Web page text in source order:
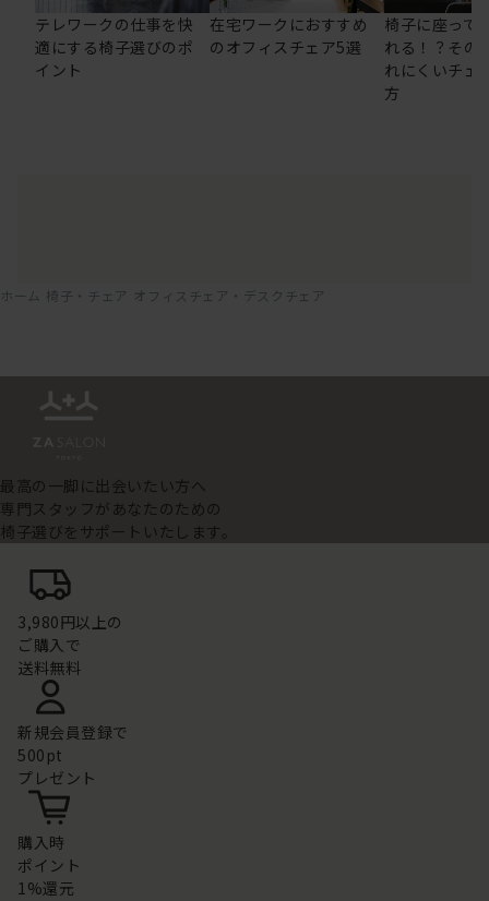
テレワークの仕事を快
適にする椅子選びのポ
イント
在宅ワークにおすすめ
のオフィスチェア5選
椅子に座って
れる！？その
れにくいチェ
方
ホーム 椅子・チェア オフィスチェア・デスクチェア
最高の一脚に出会いたい方へ
専門スタッフがあなたのための
椅子選びをサポートいたします。
3,980円以上の
ご購入で
送料無料
新規会員登録で
500pt
プレゼント
購入時
ポイント
1%還元